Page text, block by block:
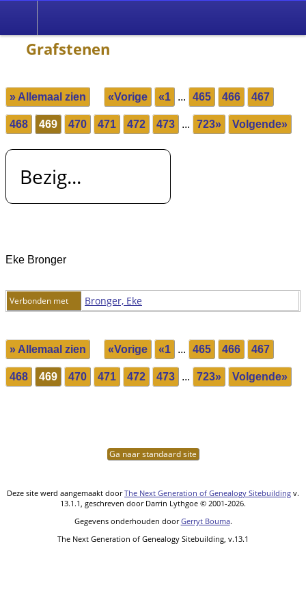
Grafstenen
» Allemaal zien «Vorige «1 ... 465 466 467
468 469 470 471 472 473 ... 723» Volgende»
Bezig...
Eke Bronger
Verbonden met Bronger, Eke
» Allemaal zien «Vorige «1 ... 465 466 467
468 469 470 471 472 473 ... 723» Volgende»
Ga naar standaard site
Deze site werd aangemaakt doorThe Next Generation of Genealogy Sitebuilding v.
13.1.1, geschreven door Darrin Lythgoe © 2001-2026.
Gegevens onderhouden doorGerryt Bouma.
The Next Generation of Genealogy Sitebuilding, v.13.1